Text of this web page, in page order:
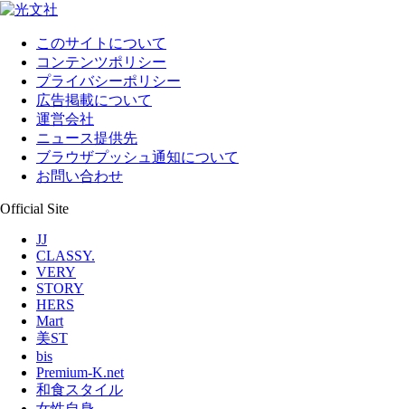
このサイトについて
コンテンツポリシー
プライバシーポリシー
広告掲載について
運営会社
ニュース提供先
ブラウザプッシュ通知について
お問い合わせ
Official Site
JJ
CLASSY.
VERY
STORY
HERS
Mart
美ST
bis
Premium-K.net
和食スタイル